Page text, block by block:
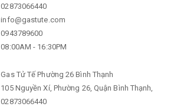
02873066440
info@gastute.com
0943789600
08:00AM - 16:30PM
Gas Tử Tế Phường 26 Bình Thạnh
105 Nguyền Xí, Phường 26, Quận Bình Thạnh,
02873066440